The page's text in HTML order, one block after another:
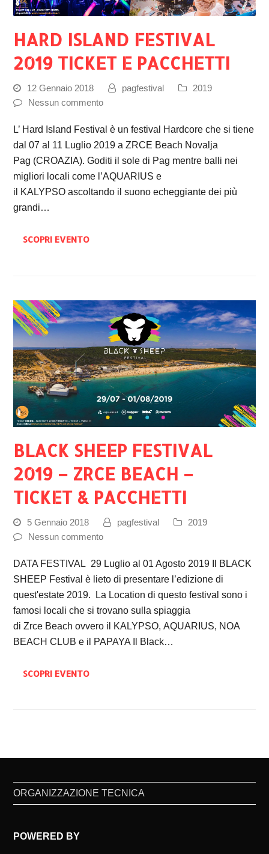
HARD ISLAND FESTIVAL
2019 TICKET E PACCHETTI
12 Gennaio 2018 pagfestival
2019
Nessun commento
L’ Hard Island Festival è un festival Hardcore che si tiene
dal 07 al 11 Luglio 2019 a ZRCE Beach Novalja
Pag (CROAZIA). Goditi il sole di Pag mentre balli nei
migliori locali come l’AQUARIUS e
il KALYPSO ascoltando il suono echeggiante dei più
grandi…
SCOPRI EVENTO
BLACK SHEEP FESTIVAL
2019 – ZRCE BEACH –
TICKET & PACCHETTI
5 Gennaio 2018 pagfestival
2019
Nessun commento
DATA FESTIVAL 29 Luglio al 01 Agosto 2019 Il BLACK
SHEEP Festival è lieto di presentare l’edizione di
quest'estate 2019. La Location di questo festival sono i
famosi locali che si trovano sulla spiaggia
di Zrce Beach ovvero il KALYPSO, AQUARIUS, NOA
BEACH CLUB e il PAPAYA Il Black…
SCOPRI EVENTO
ORGANIZZAZIONE TECNICA
POWERED BY